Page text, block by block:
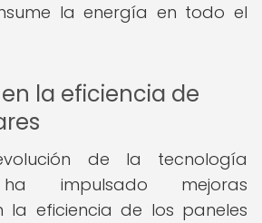
la energía en todo el
la eficiencia de
de la tecnología
impulsado mejoras
la eficiencia de los paneles